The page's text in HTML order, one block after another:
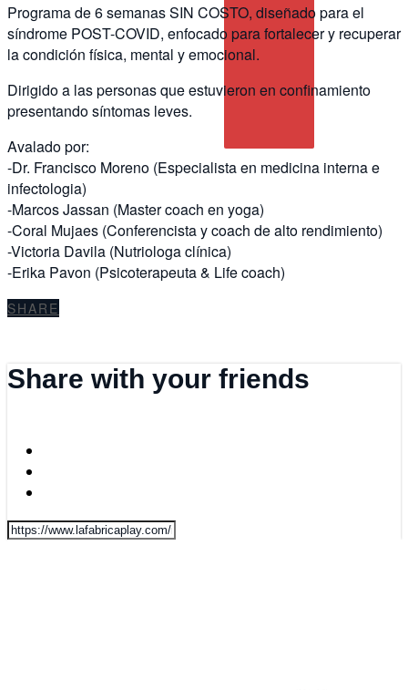
Programa de 6 semanas SIN COSTO, diseñado para el
síndrome POST-COVID, enfocado para fortalecer y recuperar
la condición física, mental y emocional.
Dirigido a las personas que estuvieron en confinamiento
presentando síntomas leves.
Avalado por:
-Dr. Francisco Moreno (Especialista en medicina interna e
infectologia)
-Marcos Jassan (Master coach en yoga)
-Coral Mujaes (Conferencista y coach de alto rendimiento)
-Victoria Davila (Nutriologa clínica)
-Erika Pavon (Psicoterapeuta & Life coach)
SHARE
Share with your friends